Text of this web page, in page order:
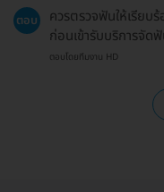
ตอบ
ควรตรวจฟันให้เรีย
ก่อนเข้ารับบริการจัด
ตอบโดยทีมงาน HD